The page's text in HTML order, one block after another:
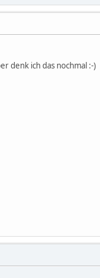
denk ich das nochmal :-)